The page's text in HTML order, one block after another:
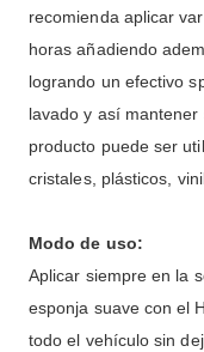
recomienda aplicar
horas añadiendo
logrando un efectivo
lavado y así
producto puede ser
cristales, plásticos,
Modo de uso:
Aplicar siempre en la
esponja suave con el
todo el vehículo sin